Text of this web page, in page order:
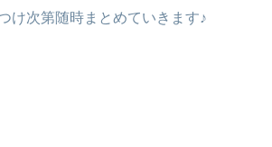
け次第随時まとめていきます♪